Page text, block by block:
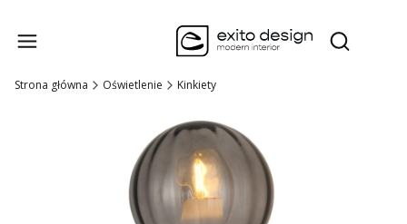
Otwórz
Strona główna Oświetlenie Kinkiety